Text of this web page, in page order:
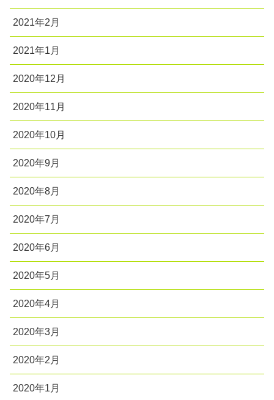
2021年2月
2021年1月
2020年12月
2020年11月
2020年10月
2020年9月
2020年8月
2020年7月
2020年6月
2020年5月
2020年4月
2020年3月
2020年2月
2020年1月